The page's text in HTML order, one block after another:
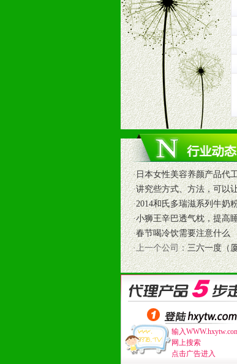
5、确保经销商相应区域内
6、实施经营管理支持，根
7、严格控制价格的波动，
8、提供合理的退换货保障
9、及时有力的推出各种终
拉宝、海报、试用装等）
10、提供信息支持，使经
11、提供方便、快捷、灵
12、不断寻求国际前缘产
和终端客户提供更好的支持
十二、加盟方法
1、通过电话、邮件、网上
2、与我公司相关人员取得
3、加盟者也可到我公司实
·日本女性美容养颜产品代
·讲究些方式、方法，可以
·2014和氏多瑞滋系列牛奶
·小狮王辛巴透气枕，提高
·春节喝冷饮需要注意什么
·上一个公司：三六一度（
输入
网上搜索
点击广告进入